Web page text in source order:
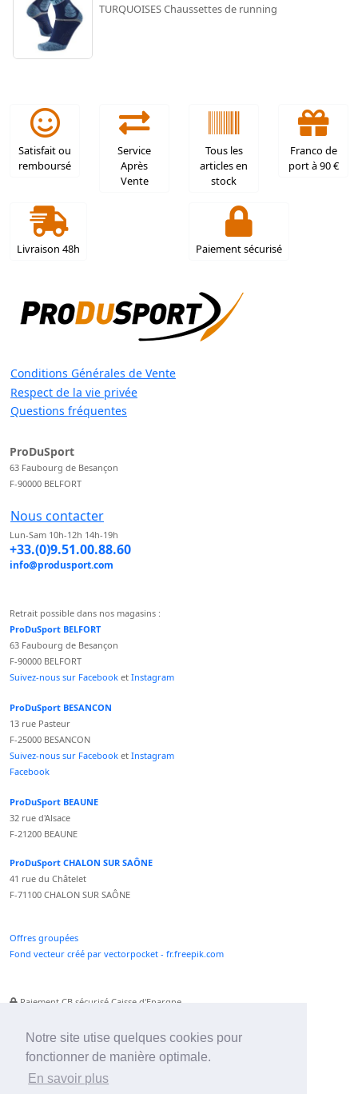
Notre site utise quelques cookies pour
fonctionner de manière optimale.
En savoir plus
TURQUOISES Chaussettes de running
Satisfait ou
remboursé
Service
Après
Vente
Tous les
articles en
stock
Franco de
port à 90 €
Livraison 48h Paiement sécurisé
Conditions Générales de Vente
Respect de la vie privée
Questions fréquentes
ProDuSport
63 Faubourg de Besançon
F-90000 BELFORT
Nous contacter
Lun-Sam 10h-12h 14h-19h
+33.(0)9.51.00.88.60
info@produsport.com
Retrait possible dans nos magasins :
ProDuSport BELFORT
63 Faubourg de Besançon
F-90000 BELFORT
Suivez-nous sur Facebook et Instagram
ProDuSport BESANCON
13 rue Pasteur
F-25000 BESANCON
Suivez-nous sur Facebook et Instagram
Facebook
ProDuSport BEAUNE
32 rue d'Alsace
F-21200 BEAUNE
ProDuSport CHALON SUR SAÔNE
41 rue du Châtelet
F-71100 CHALON SUR SAÔNE
Offres groupées
Fond vecteur créé par vectorpocket - fr.freepik.com
Paiement CB sécurisé Caisse d'Epargne
Paiement Paypal accepté